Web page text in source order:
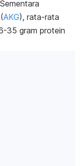
AKG), rata-rata
35 gram protein